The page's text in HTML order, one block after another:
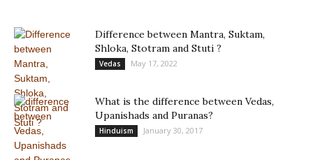
Difference between Mantra, Suktam,
Shloka, Stotram and Stuti ?
Vedas May 17, 2022
What is the difference between Vedas,
Upanishads and Puranas?
Hinduism January 30, 2017